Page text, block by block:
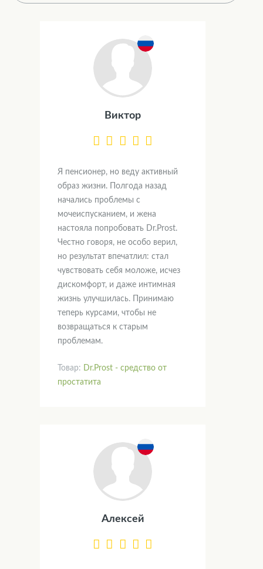
Виктор
Я пенсионер, но веду активный
образ жизни. Полгода назад
начались проблемы с
мочеиспусканием, и жена
настояла попробовать Dr.Prost.
Честно говоря, не особо верил,
но результат впечатлил: стал
чувствовать себя моложе, исчез
дискомфорт, и даже интимная
жизнь улучшилась. Принимаю
теперь курсами, чтобы не
возвращаться к старым
проблемам.
Товар: Dr.Prost - средство от
простатита
Алексей